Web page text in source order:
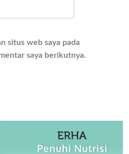
situs web saya pada
saya berikutnya.